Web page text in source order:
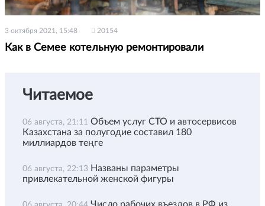
3 октября 2021, 15:48 20154
Как в Семее котельную ремонтировали
Читаемое
06 августа, 21:11 Объем услуг СТО и автосервисов
Казахстана за полугодие составил 180
миллиардов теңге
06 августа, 22:13 Названы параметры
привлекательной женской фигуры